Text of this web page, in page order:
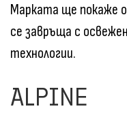
Марката ще покаже
се завръща с
технологии.
ALPINE